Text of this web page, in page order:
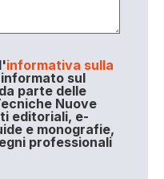
informativa sulla
sul
parte delle
Nuove
editoriali, e-
e monografie,
professionali